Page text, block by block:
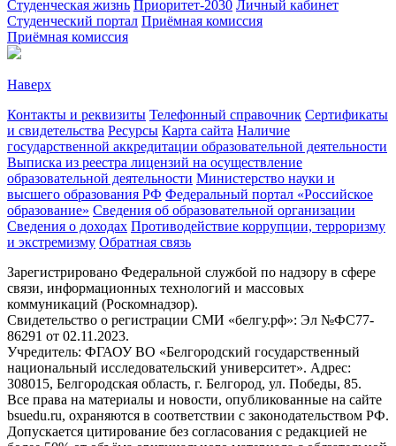
Студенческая жизнь Приоритет-2030 Личный кабинет
Студенческий портал Приёмная комиссия
Приёмная комиссия
Наверх
Контакты и реквизиты Телефонный справочник Сертификаты
и свидетельства Ресурсы Карта сайта Наличие
государственной аккредитации образовательной деятельности
Выписка из реестра лицензий на осуществление
образовательной деятельности Министерствo науки и
высшего образования РФ Федеральный портал «Российское
образование» Сведения об образовательной организации
Сведения о доходах Противодействие коррупции, терроризму
и экстремизму Обратная связь
Зарегистрировано Федеральной службой по надзору в сфере
связи, информационных технологий и массовых
коммуникаций (Роскомнадзор).
Свидетельство о регистрации СМИ «белгу.рф»: Эл №ФС77-
86291 от 02.11.2023.
Учредитель: ФГАОУ ВО «Белгородский государственный
национальный исследовательский университет». Адрес:
308015, Белгородская область, г. Белгород, ул. Победы, 85.
Все права на материалы и новости, опубликованные на сайте
bsuedu.ru, охраняются в соответствии с законодательством РФ.
Допускается цитирование без согласования с редакцией не